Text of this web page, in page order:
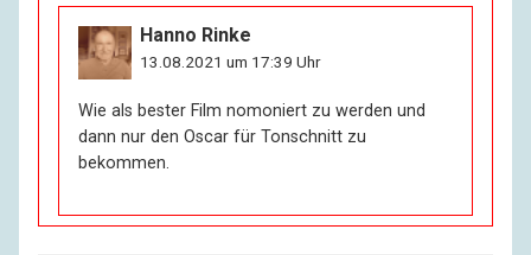
Hanno Rinke
13.08.2021 um 17:39 Uhr
Wie als bester Film nomoniert zu werden und
dann nur den Oscar für Tonschnitt zu
bekommen.